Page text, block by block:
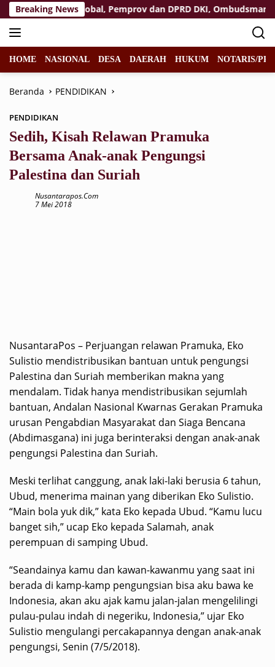
Langsung
ke
konten
Breaking News
Isu Global, Pemprov dan DPRD DKI, Ombudsman, serta
HOME NASIONAL DESA DAERAH HUKUM NOTARIS/
Beranda PENDIDIKAN
PENDIDIKAN
Sedih, Kisah Relawan Pramuka
Bersama Anak-anak Pengungsi
Palestina dan Suriah
Nusantarapos.com
7 Mei 2018
NusantaraPos – Perjuangan relawan Pramuka, Eko
Sulistio mendistribusikan bantuan untuk pengungsi
Palestina dan Suriah memberikan makna yang
mendalam. Tidak hanya mendistribusikan sejumlah
bantuan, Andalan Nasional Kwarnas Gerakan Pramuka
urusan Pengabdian Masyarakat dan Siaga Bencana
(Abdimasgana) ini juga berinteraksi dengan anak-anak
pengungsi Palestina dan Suriah.
Meski terlihat canggung, anak laki-laki berusia 6 tahun,
Ubud, menerima mainan yang diberikan Eko Sulistio.
“Main bola yuk dik,” kata Eko kepada Ubud. “Kamu lucu
banget sih,” ucap Eko kepada Salamah, anak
perempuan di samping Ubud.
“Seandainya kamu dan kawan-kawanmu yang saat ini
berada di kamp-kamp pengungsian bisa aku bawa ke
Indonesia, akan aku ajak kamu jalan-jalan mengelilingi
pulau-pulau indah di negeriku, Indonesia,” ujar Eko
Sulistio mengulangi percakapannya dengan anak-anak
pengungsi, Senin (7/5/2018).